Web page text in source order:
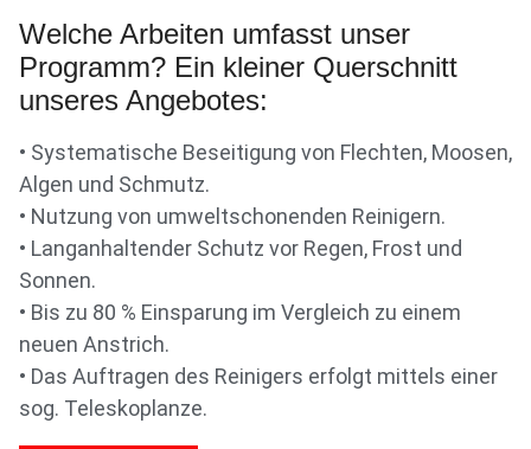
Welche Arbeiten umfasst unser
Programm? Ein kleiner Querschnitt
unseres Angebotes:
• Systematische Beseitigung von Flechten, Moosen,
Algen und Schmutz.
• Nutzung von umweltschonenden Reinigern.
• Langanhaltender Schutz vor Regen, Frost und
Sonnen.
• Bis zu 80 % Einsparung im Vergleich zu einem
neuen Anstrich.
• Das Auftragen des Reinigers erfolgt mittels einer
sog. Teleskoplanze.